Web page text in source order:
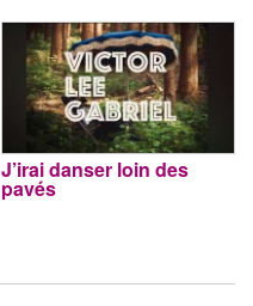
J’irai danser loin des
pavés